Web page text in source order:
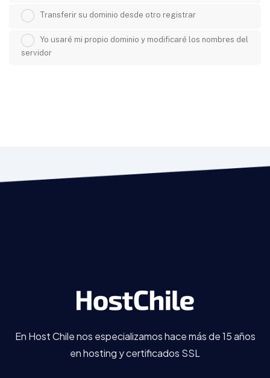
Transferir su dominio desde otro registrar
Yo usaré mi propio dominio y modificaré los nombres del
servidor
En Host Chile nos especializamos hace más de 15 años
en hosting y certificados SSL